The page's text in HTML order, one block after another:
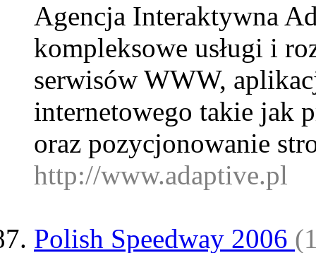
Agencja Interaktywna
kompleksowe usługi i
serwisów WWW,
internetowego takie jak
oraz pozycjonowanie
http://www.adaptive.pl
Polish Speedway 2006